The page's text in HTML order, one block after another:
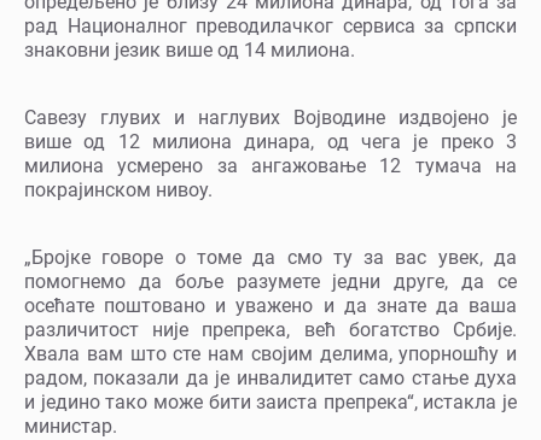
рад Националног преводилачког сервиса за српски
знаковни језик више од 14 милиона.
Савезу глувих и наглувих Војводине издвојено је
више од 12 милиона динара, од чега је преко 3
милиона усмерено за ангажовање 12 тумача на
покрајинском нивоу.
„Бројке говоре о томе да смо ту за вас увек, да
помогнемо да боље разумете једни друге, да се
осећате поштовано и уважено и да знате да ваша
различитост није препрека, већ богатство Србије.
Хвала вам што сте нам својим делима, упорношћу и
радом, показали да је инвалидитет само стање духа
и једино тако може бити заиста препрека“, истакла је
министар.